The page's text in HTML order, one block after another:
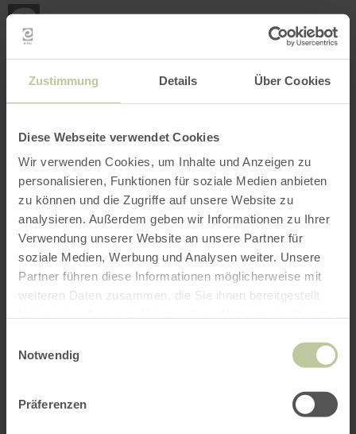
Zustimmung Details Über Cookies
Diese Webseite verwendet Cookies
Wir verwenden Cookies, um Inhalte und Anzeigen zu
personalisieren, Funktionen für soziale Medien anbieten
zu können und die Zugriffe auf unsere Website zu
analysieren. Außerdem geben wir Informationen zu Ihrer
Verwendung unserer Website an unsere Partner für
soziale Medien, Werbung und Analysen weiter. Unsere
Partner führen diese Informationen möglicherweise mit
weiteren Daten zusammen, die Sie ihnen bereitgestellt
Notwendig
Präferenzen
INTERACTIVE MAP
my
Open filter